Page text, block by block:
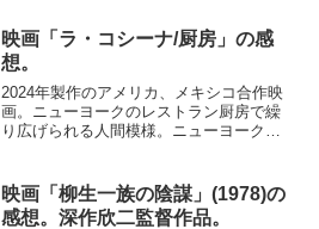
映画「ラ・コシーナ/厨房」の感
想。
2024年製作のアメリカ、メキシコ合作映
画。ニューヨークのレストラン厨房で繰
り広げられる人間模様。ニューヨークの
盛りされていた。ある日、売上金盗難事
件が発生する。疑いの...
映画「柳生一族の陰謀」(1978)の
感想。深作欣二監督作品。